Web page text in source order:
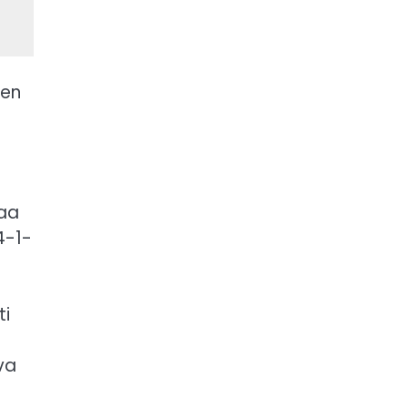
1-